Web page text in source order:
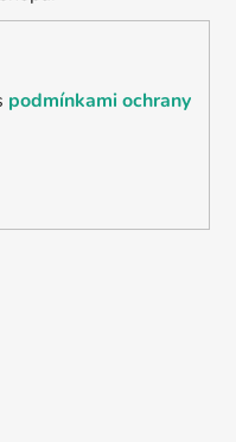
podmínkami ochrany